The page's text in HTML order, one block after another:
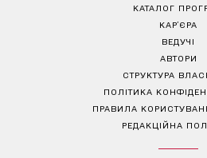
КАТАЛОГ
КАР’ЄРА
ВЕДУЧІ
АВТОРИ
СТРУКТУРА
ПОЛІТИКА
ПРАВИЛА
РЕДАКЦІЙНА